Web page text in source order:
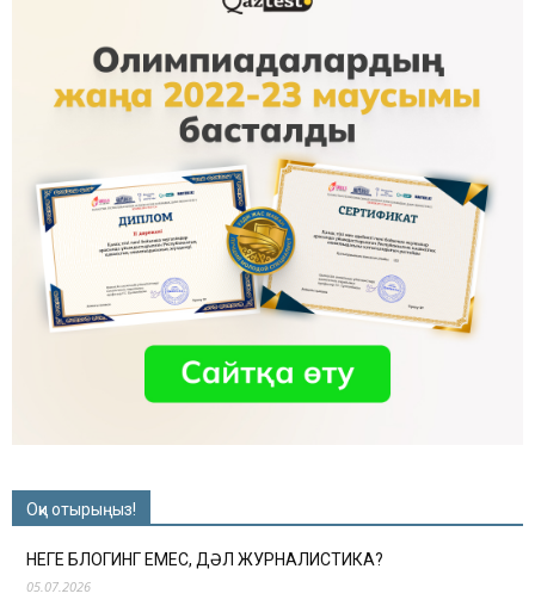
Оқи отырыңыз!
НЕГЕ БЛОГИНГ ЕМЕС, ДӘЛ ЖУРНАЛИСТИКА?
05.07.2026